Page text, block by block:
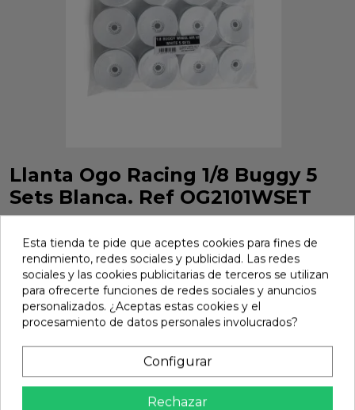
Llanta Ogo Racing 1/8 Buggy 5
Sets Blanca. Ref OG2101WSET
OG2101WSET
Marca: Ogo Racing Ref: OG2101WSET
33,90 €
Añadir
En stock
Esta tienda te pide que aceptes cookies para fines de
rendimiento, redes sociales y publicidad. Las redes
sociales y las cookies publicitarias de terceros se utilizan
para ofrecerte funciones de redes sociales y anuncios
personalizados. ¿Aceptas estas cookies y el
procesamiento de datos personales involucrados?
Configurar
Rechazar